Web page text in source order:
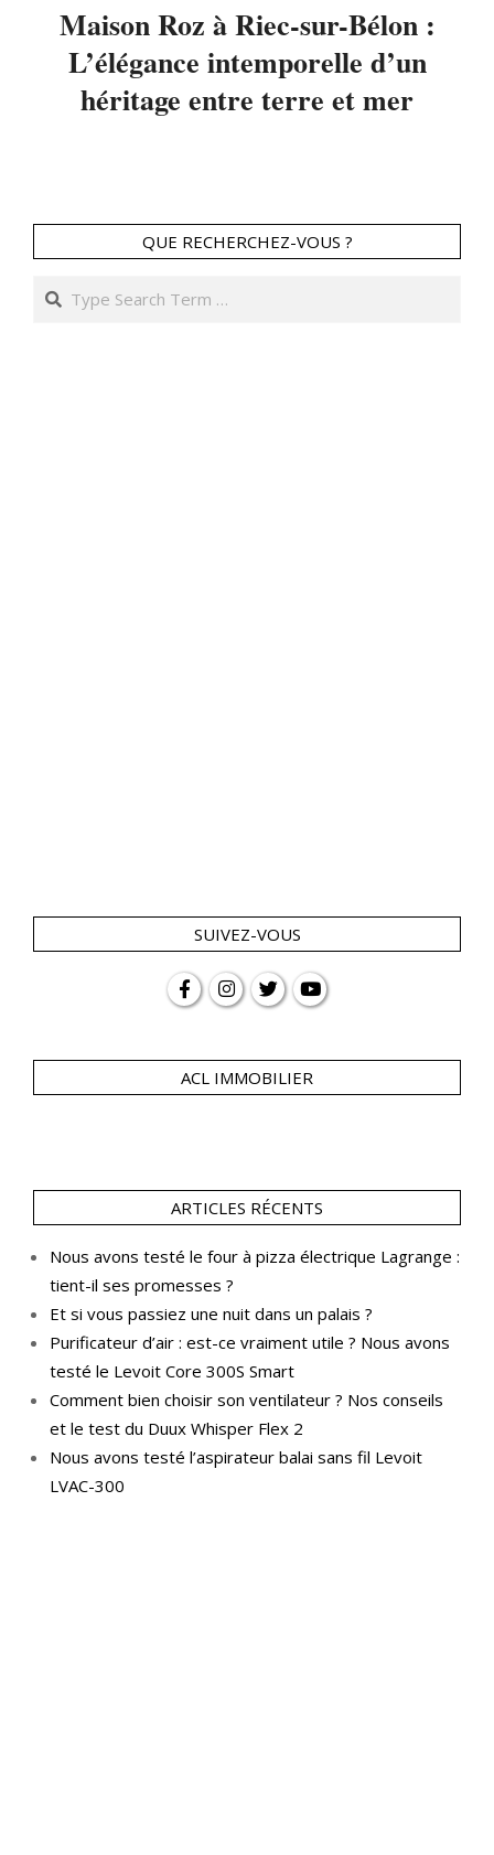
Maison Roz à Riec-sur-Bélon :
L’élégance intemporelle d’un
héritage entre terre et mer
QUE RECHERCHEZ-VOUS ?
Search
SUIVEZ-VOUS
ACL IMMOBILIER
ARTICLES RÉCENTS
Nous avons testé le four à pizza électrique Lagrange :
tient-il ses promesses ?
Et si vous passiez une nuit dans un palais ?
Purificateur d’air : est-ce vraiment utile ? Nous avons
testé le Levoit Core 300S Smart
Comment bien choisir son ventilateur ? Nos conseils
et le test du Duux Whisper Flex 2
Nous avons testé l’aspirateur balai sans fil Levoit
LVAC-300